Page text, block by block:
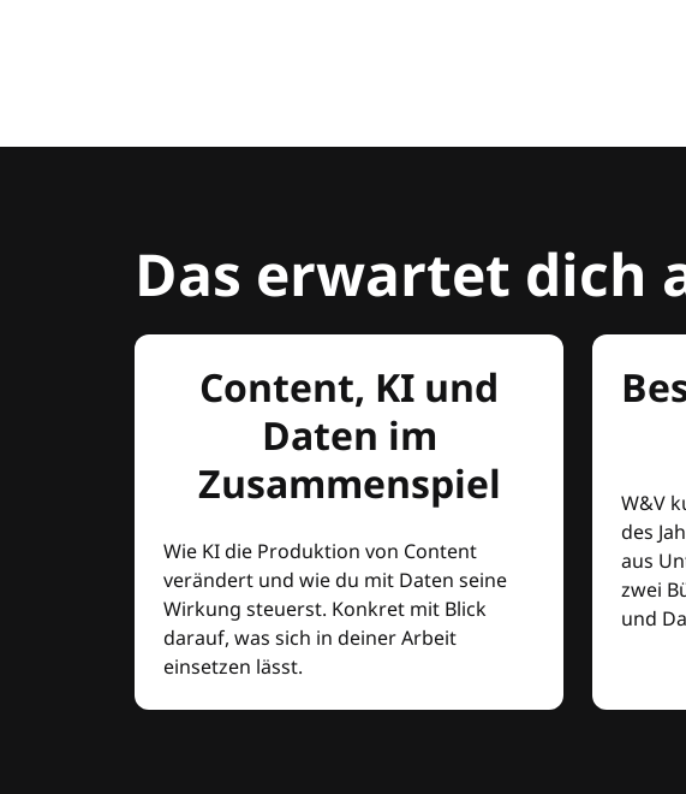
Das erwartet dich
Content, KI und
Daten im
Zusammenspiel
Wie KI die Produktion von Content
verändert und wie du mit Daten seine
Wirkung steuerst. Konkret mit Blick
darauf, was sich in deiner Arbeit
einsetzen lässt.
W&V
des
aus
zwei
und